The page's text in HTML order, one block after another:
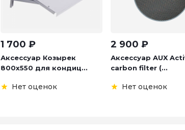
1 700 ₽
Аксессуар Козырек
800х550 для кондиц...
Нет оценок
2 900 ₽
Аксессуар AUX
carbon filter (...
Нет оценок